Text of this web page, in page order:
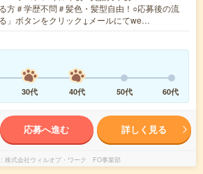
方＃学歴不問＃髪色・髪型自由！○応募後の流
」ボタンをクリック↓メールにてwe…
30代 40代 50代 60代
応募へ進む 詳しく見る
株式会社ウィルオブ・ワーク FO事業部